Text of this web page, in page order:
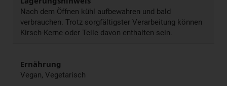
Nach dem Öffnen kühl aufbewahren und bald
verbrauchen. Trotz sorgfältigster Verarbeitung können
Kirsch-Kerne oder Teile davon enthalten sein.
Ernährung
Vegan, Vegetarisch